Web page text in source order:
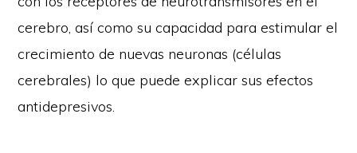
cerebro, así como su capacidad para estimular el
crecimiento de nuevas neuronas (células
cerebrales) lo que puede explicar sus efectos
antidepresivos.